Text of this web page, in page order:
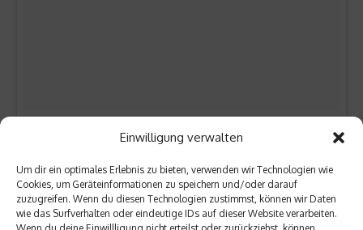
Einwilligung verwalten
Um dir ein optimales Erlebnis zu bieten, verwenden wir Technologien wie
Cookies, um Geräteinformationen zu speichern und/oder darauf
zuzugreifen. Wenn du diesen Technologien zustimmst, können wir Daten
wie das Surfverhalten oder eindeutige IDs auf dieser Website verarbeiten.
Wenn du deine Einwillligung nicht erteilst oder zurückziehst, können
Ein von @marydaze gepostetes Foto am
Fazit
Alles in allem präsentierte sich das Rockavaria 2016 von